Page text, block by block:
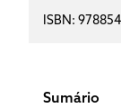
ISBN:
Sumário